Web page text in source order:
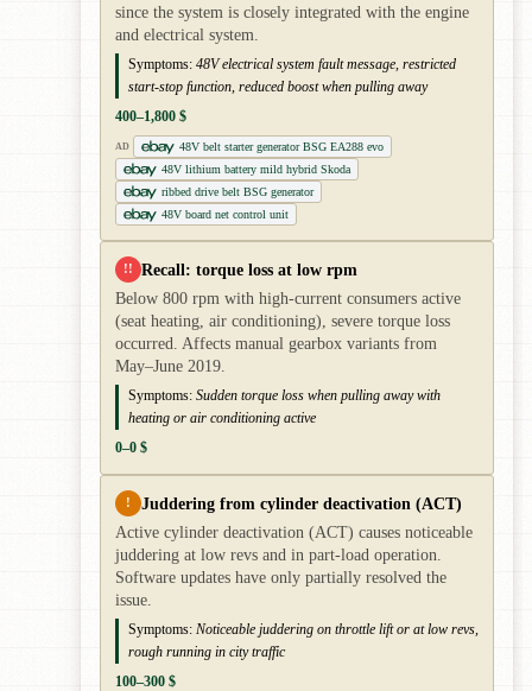
since the system is closely integrated with the engine
and electrical system.
Symptoms: 48V electrical system fault message, restricted
start-stop function, reduced boost when pulling away
400–1,800 $
AD
48V belt starter generator BSG EA288 evo
48V lithium battery mild hybrid Skoda
ribbed drive belt BSG generator
48V board net control unit
!! Recall: torque loss at low rpm
Below 800 rpm with high-current consumers active
(seat heating, air conditioning), severe torque loss
occurred. Affects manual gearbox variants from
May–June 2019.
Symptoms: Sudden torque loss when pulling away with
heating or air conditioning active
0–0 $
! Juddering from cylinder deactivation (ACT)
Active cylinder deactivation (ACT) causes noticeable
juddering at low revs and in part-load operation.
Software updates have only partially resolved the
issue.
Symptoms: Noticeable juddering on throttle lift or at low revs,
rough running in city traffic
100–300 $